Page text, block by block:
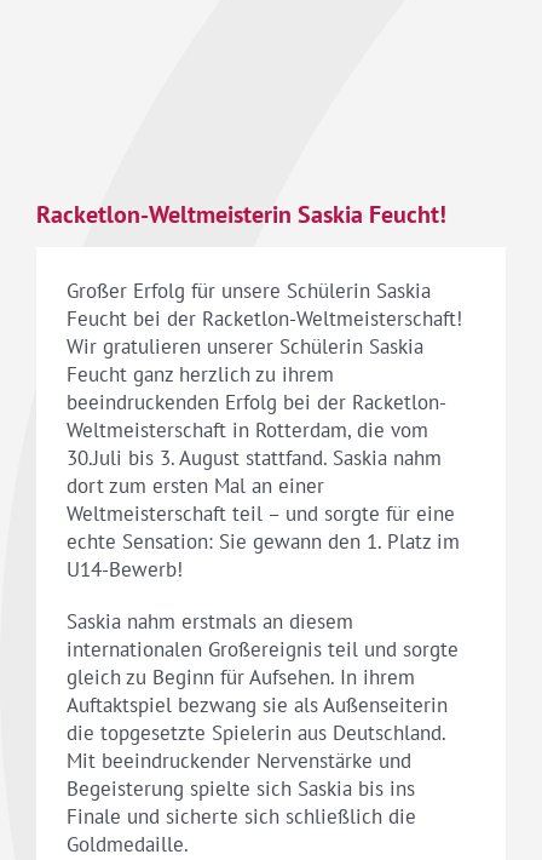
Racketlon-Weltmeisterin Saskia Feucht!
Großer Erfolg für unsere Schülerin Saskia
Feucht bei der Racketlon-Weltmeisterschaft!
Wir gratulieren unserer Schülerin Saskia
Feucht ganz herzlich zu ihrem
beeindruckenden Erfolg bei der Racketlon-
Weltmeisterschaft in Rotterdam, die vom
30.Juli bis 3. August stattfand. Saskia nahm
dort zum ersten Mal an einer
Weltmeisterschaft teil – und sorgte für eine
echte Sensation: Sie gewann den 1. Platz im
U14-Bewerb!
Saskia nahm erstmals an diesem
internationalen Großereignis teil und sorgte
gleich zu Beginn für Aufsehen. In ihrem
Auftaktspiel bezwang sie als Außenseiterin
die topgesetzte Spielerin aus Deutschland.
Mit beeindruckender Nervenstärke und
Begeisterung spielte sich Saskia bis ins
Finale und sicherte sich schließlich die
Goldmedaille.